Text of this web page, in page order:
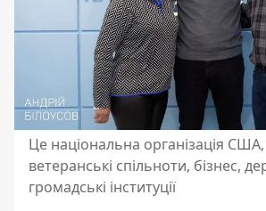
Це національна організація
ветеранські спільноти, бізнес,
громадські інституції